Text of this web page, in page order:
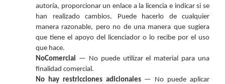
autoría, proporcionar un enlace a la licencia e indicar si se
han realizado cambios. Puede hacerlo de cualquier
manera razonable, pero no de una manera que sugiera
que tiene el apoyo del licenciador o lo recibe por el uso
que hace.
NoComercial
— No puede utilizar el material para una
finalidad comercial.
No hay restricciones adicionales— No puede aplicar